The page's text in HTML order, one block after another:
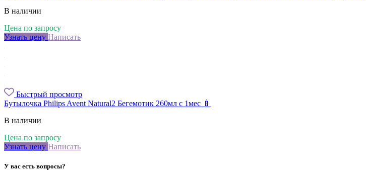
В наличии
Цена по запросу
Узнать цену Написать
Быстрый просмотр
Бутылочка Philips Avent Natural2 Бегемотик 260мл с 1мес 🍼
В наличии
Цена по запросу
Узнать цену Написать
У вас есть вопросы?